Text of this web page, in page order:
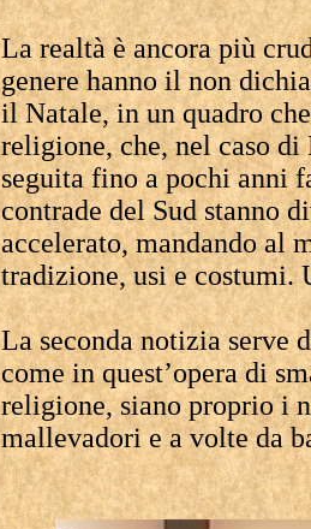
La realtà è ancora più
genere hanno il non
il Natale, in un quadro
religione, che, nel caso di
seguita fino a pochi anni
contrade del Sud stanno
accelerato, mandando al
tradizione, usi e costumi.
La seconda notizia serve
come in quest’opera di
religione, siano proprio i
mallevadori e a volte da